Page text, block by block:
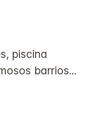
piscina
barrios...